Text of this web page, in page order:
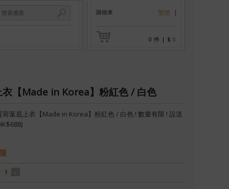
購物車 繁體
0 件 | $ 0
衣【Made in Korea】粉紅色 / 白色
荷葉底上衣【Made in Korea】粉紅色 / 白色 ! 數量有限 ! 設送